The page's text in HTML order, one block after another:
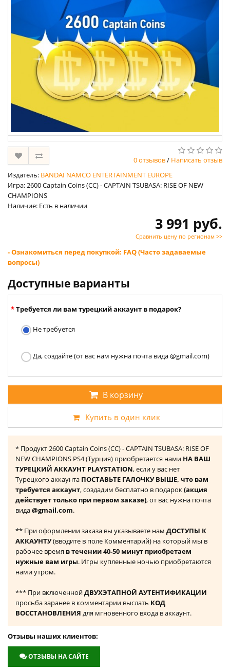
0 отзывов/ Написать отзыв
Издатель: BANDAI NAMCO ENTERTAINMENT EUROPE
Игра: 2600 Captain Coins (CC) - CAPTAIN TSUBASA: RISE OF NEW
CHAMPIONS
Наличие: Есть в наличии
3 991 руб.
Сравнить цену по регионам >>
- Ознакомиться перед покупкой: FAQ (Часто задаваемые
вопросы)
Доступные варианты
Требуется ли вам турецкий аккаунт в подарок?
Не требуется
Да, создайте (от вас нам нужна почта вида @gmail.com)
В корзину
Купить в один клик
* Продукт 2600 Captain Coins (CC) - CAPTAIN TSUBASA: RISE OF
NEW CHAMPIONS PS4 (Турция) приобретается нами НА ВАШ
ТУРЕЦКИЙ АККАУНТ PLAYSTATION, если у вас нет
Турецкого аккаунта ПОСТАВЬТЕ ГАЛОЧКУ ВЫШЕ, что вам
требуется аккаунт, создадим бесплатно в подарок(акция
действует только при первом заказе), от вас нужна почта
вида@gmail.com.
** При оформлении заказа вы указываете нам ДОСТУПЫ К
АККАУНТУ(вводите в поле Комментарий) на который мы в
рабочее время в течении 40-50 минут приобретаем
нужные вам игры. Игры купленные ночью приобретаются
нами утром.
*** При включеннойДВУХЭТАПНОЙ АУТЕНТИФИКАЦИИ
просьба заранее в комментарии выслать КОД
ВОССТАНОВЛЕНИЯ для мгновенного входа в аккаунт.
Отзывы наших клиентов:
ОТЗЫВЫ НА САЙТЕ